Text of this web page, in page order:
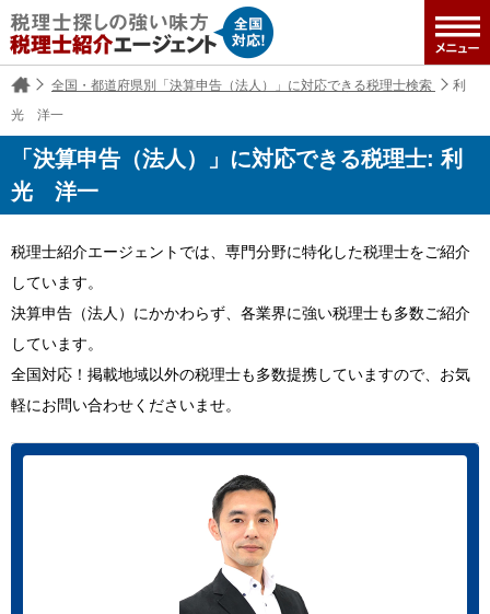
全国・都道府県別「決算申告（法人）」に対応できる税理士検索
利
光 洋一
「決算申告（法人）」に対応できる税理士: 利
光 洋一
税理士紹介エージェントでは、専門分野に特化した税理士をご紹介
しています。
決算申告（法人）にかかわらず、各業界に強い税理士も多数ご紹介
しています。
全国対応！掲載地域以外の税理士も多数提携していますので、お気
軽にお問い合わせくださいませ。